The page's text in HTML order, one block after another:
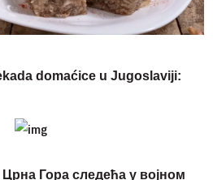
domaćice u Jugoslaviji:
Гора следећа у војном